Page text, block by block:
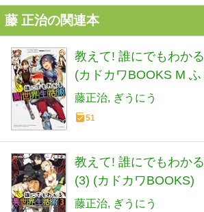
藤 正治の関連本
教えて! 誰にでもわか
(カドカワBOOKS M ふ
藤正治 ぎうにう
51
教えて! 誰にでもわか
(3) (カドカワBOOKS)
藤正治 ぎうにう